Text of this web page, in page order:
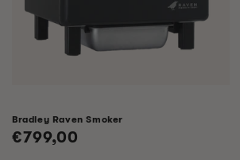
Bradley Raven Smoker
Prix
€799,00